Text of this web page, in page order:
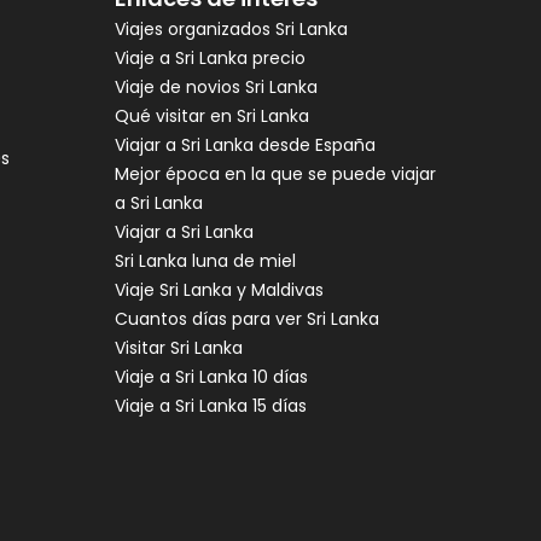
Viajes organizados Sri Lanka
Viaje a Sri Lanka precio
Viaje de novios Sri Lanka
Qué visitar en Sri Lanka
Viajar a Sri Lanka desde España
Mejor época en la que se puede viajar
a Sri Lanka
Viajar a Sri Lanka
Sri Lanka luna de miel
Viaje Sri Lanka y Maldivas
Cuantos días para ver Sri Lanka
Visitar Sri Lanka
Viaje a Sri Lanka 10 días
Viaje a Sri Lanka 15 días